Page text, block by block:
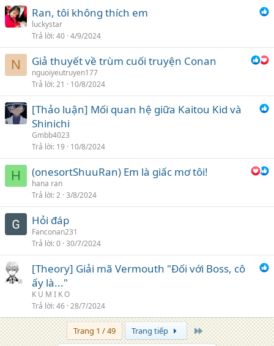
Ran, tôi không thích em
luckystar
Trả lời 40 4/9/2024
N Giả thuyết về trùm cuối truyện Conan
nguoiyeutruyen177
Trả lời 21 10/8/2024
[Thảo luận] Mối quan hệ giữa Kaitou Kid và
Shinichi
Gmbb4023
Trả lời 19 10/8/2024
H (onesortShuuRan) Em là giấc mơ tôi!
hana ran
Trả lời 2 3/8/2024
Hỏi đáp
Fanconan231
Trả lời 0 30/7/2024
[Theory] Giải mã Vermouth "Đối với Boss, cô
ấy là..."
K U M I K O
Trả lời 46 28/7/2024
Trang 1 / 49 Trang tiếp Trang cuối